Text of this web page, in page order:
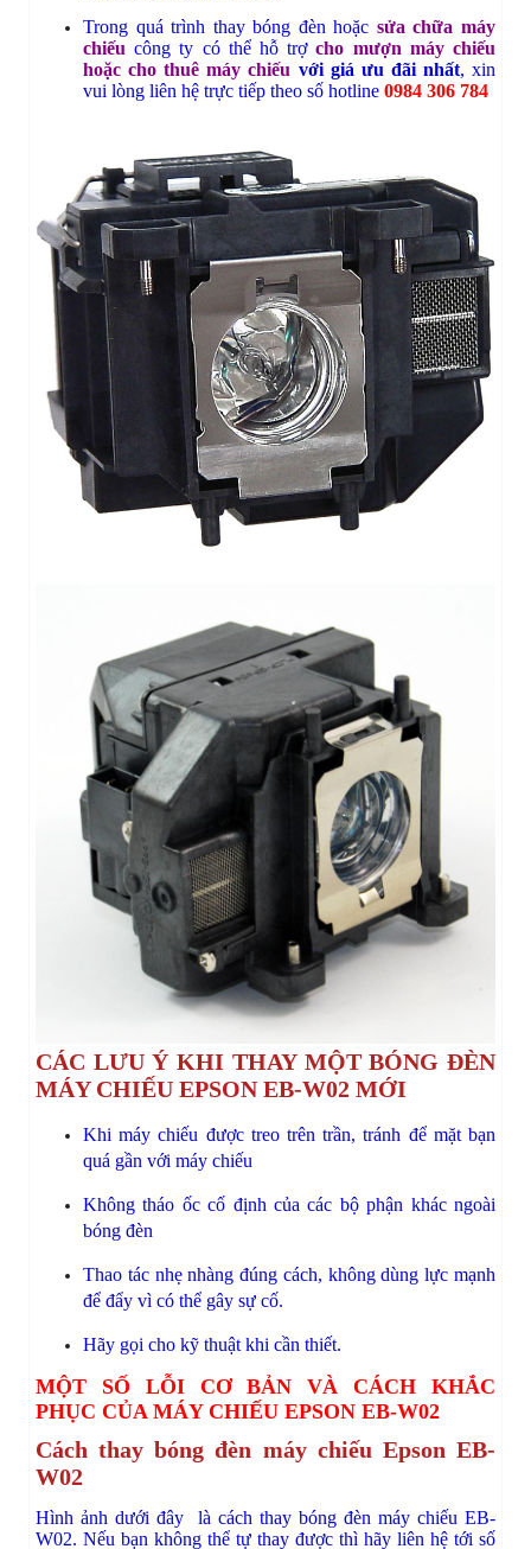
Trong quá trình thay bóng đèn hoặc sửa chữa máy
chiếu công ty có thể hỗ trợcho mượn máy chiếu
hoặc cho thuê máy chiếu với giá ưu đãi nhất, xin
vui lòng liên hệ trực tiếp theo số hotline 0984 306 784
CÁC LƯU Ý KHI THAY MỘT BÓNG ĐÈN
MÁY CHIẾU EPSON EB-W02 MỚI
Khi máy chiếu được treo trên trần, tránh để mặt bạn
quá gần với máy chiếu
Không tháo ốc cố định của các bộ phận khác ngoài
bóng đèn
Thao tác nhẹ nhàng đúng cách, không dùng lực mạnh
để đẩy vì có thể gây sự cố.
Hãy gọi cho kỹ thuật khi cần thiết.
MỘT SỐ LỖI CƠ BẢN VÀ CÁCH KHẮC
PHỤC CỦA MÁY CHIẾU EPSON EB-W02
Cách thay bóng đèn máy chiếu Epson EB-
W02
Hình ảnh dưới đây là cách thay bóng đèn máy chiếu EB-
W02. Nếu bạn không thể tự thay được thì hãy liên hệ tới số